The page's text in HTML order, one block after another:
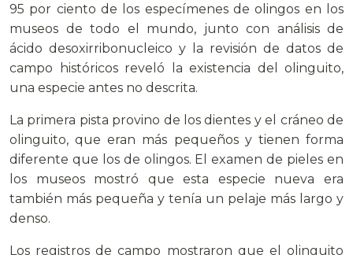
95 por ciento de los especímenes de olingos en los
museos de todo el mundo, junto con análisis de
ácido desoxirribonucleico y la revisión de datos de
campo históricos reveló la existencia del olinguito,
una especie antes no descrita.
La primera pista provino de los dientes y el cráneo de
olinguito, que eran más pequeños y tienen forma
diferente que los de olingos. El examen de pieles en
los museos mostró que esta especie nueva era
también más pequeña y tenía un pelaje más largo y
denso.
Los registros de campo mostraron que el olinguito